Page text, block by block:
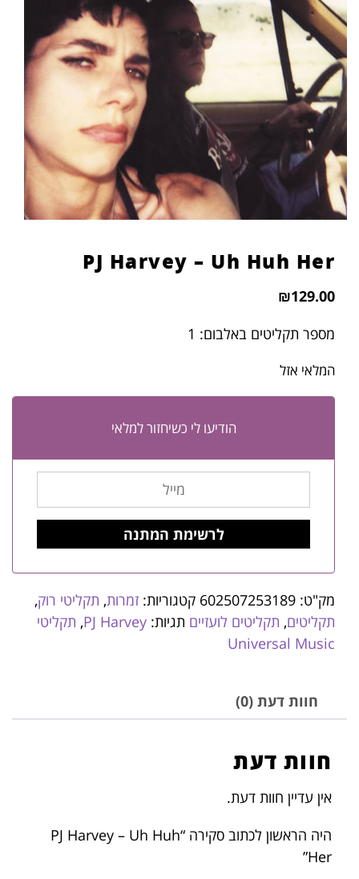
format_underlined הוסף קו תחתון לקישורים
font_download סמן קישורים
לאפס
את
כל
האפשרויות
PJ Harvey – Uh Huh Her
₪129.00
מספר תקליטים באלבום: 1
המלאי אזל
הודיעו לי כשיחזור למלאי
מק"ט: 602507253189 קטגוריות: זמרות, תקליטי רוק,
תקליטים, תקליטים לועזיים תגיות: PJ Harvey
, תקליטי
Universal Music
חוות דעת (0)
חוות דעת
אין עדיין חוות דעת.
היה הראשון לכתוב סקירה “PJ Harvey – Uh Huh
Her”